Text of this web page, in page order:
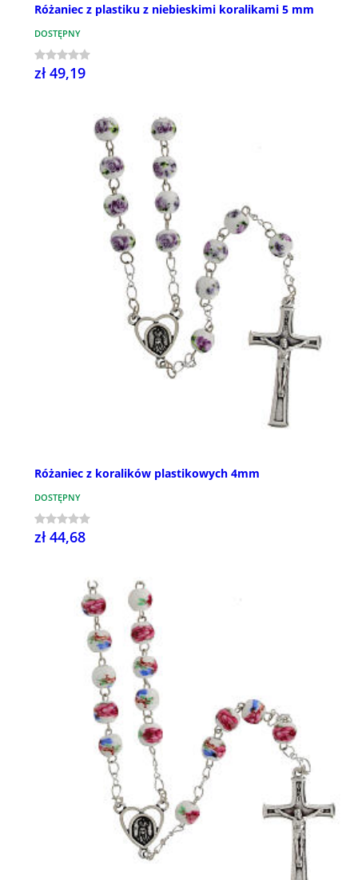
Różaniec z plastiku z niebieskimi koralikami 5 mm
DOSTĘPNY
zł 49,19
Różaniec z koralików plastikowych 4mm
DOSTĘPNY
zł 44,68